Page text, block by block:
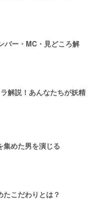
バー・MC・見どころ解
解説！あんなたちが妖精
集めた男を演じる
こだわりとは？